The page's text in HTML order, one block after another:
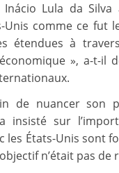
Inácio Lula da
Unis comme ce fut
étendues à
», a-t-il
de nuancer son
insisté sur
États-Unis sont
n’était pas